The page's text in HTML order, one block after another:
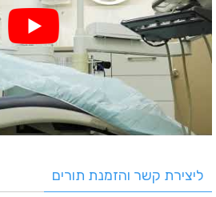
ליצירת קשר והזמנת תורים